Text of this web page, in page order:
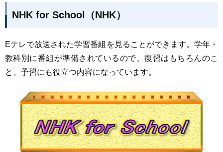
NHK for School（NHK）
Eテレで放送された学習番組を見ることができます。学年・
教科別に番組が準備されているので、復習はもちろんのこ
と、予習にも役立つ内容になっています。